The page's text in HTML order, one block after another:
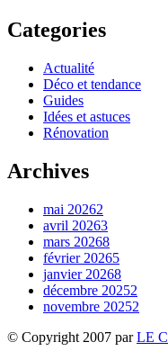
Categories
Actualité
Déco et tendance
Guides
Idées et astuces
Rénovation
Archives
mai 20262
avril 20263
mars 20268
février 20265
janvier 20268
décembre 20252
novembre 20252
© Copyright 2007 parLE